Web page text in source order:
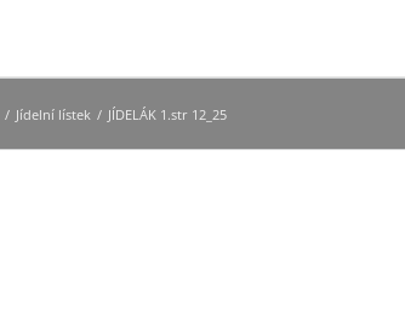
/ Jídelní lístek / JÍDELÁK 1.str 12_25